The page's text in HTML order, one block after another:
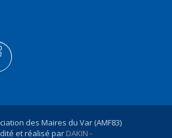
des Maires du Var (AMF83)
et réalisé par DAKIN -